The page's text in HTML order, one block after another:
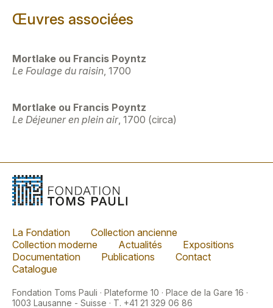
Œuvres associées
Mortlake ou Francis Poyntz
Le Foulage du raisin , 1700
Mortlake ou Francis Poyntz
Le Déjeuner en plein air, 1700 (circa)
La Fondation
Collection ancienne
Collection moderne
Actualités
Expositions
Documentation
Publications
Contact
Catalogue
Fondation Toms Pauli · Plateforme 10 · Place de la Gare 16 ·
1003 Lausanne - Suisse · T. +41 21 329 06 86